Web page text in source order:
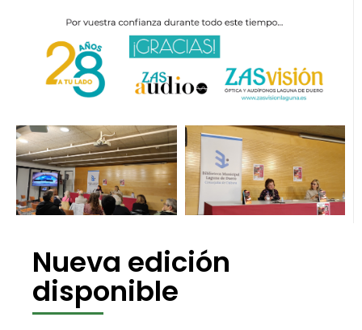
Nueva edición
disponible